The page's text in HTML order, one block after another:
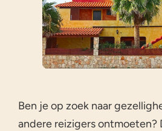
Ben je op zoek naar
andere reizigers ontmoeten?